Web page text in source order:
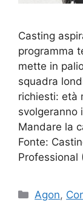
Casting
programma
mette in
squadra
richiesti: età
svolgeranno
Mandare la
Fonte:
Professional
Categorie
Agon,